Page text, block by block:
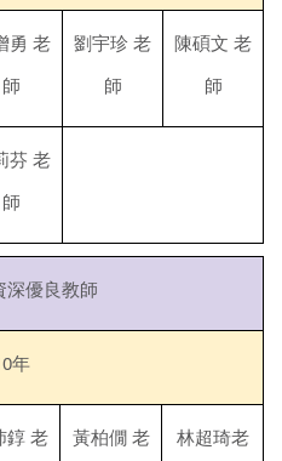
勇 老
師
劉宇珍 老
師
陳碩文 老
師
芬 老
師
深優良教師
年
錞 老 黃柏僩 老 林超琦老